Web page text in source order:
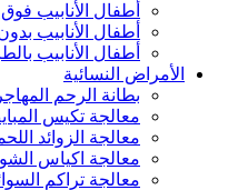
أطفال الأنابيب
أطفال الأنابيب
أطفال الأنابيب
الأمراض النسائية
بطانة الرحم
معالجة تكيس
معالجة الزوائد
معالجة اكياس
معالجة تراكم